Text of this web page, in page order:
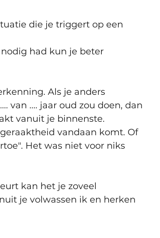
die je triggert op een
had kun je beter
Als je anders
van .... jaar oud zou doen, dan
vanuit je binnenste.
vandaan komt. Of
Het was niet voor niks
kan het je zoveel
je volwassen ik en herken